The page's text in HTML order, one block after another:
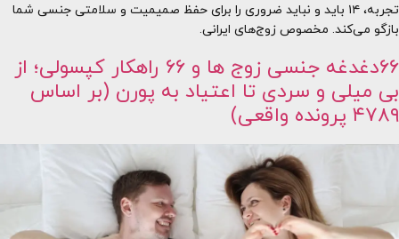
تجربه، ۱۴ باید و نباید ضروری را برای حفظ صمیمیت و سلامتی جنسی شما
بازگو می‌کند. مخصوص زوج‌های ایرانی.
۶۶دغدغه جنسی زوج ها و ۶۶ راهکار کپسولی؛ از
بی میلی و سردی تا اعتیاد به پورن (بر اساس
۴۷۸۹ پرونده واقعی)